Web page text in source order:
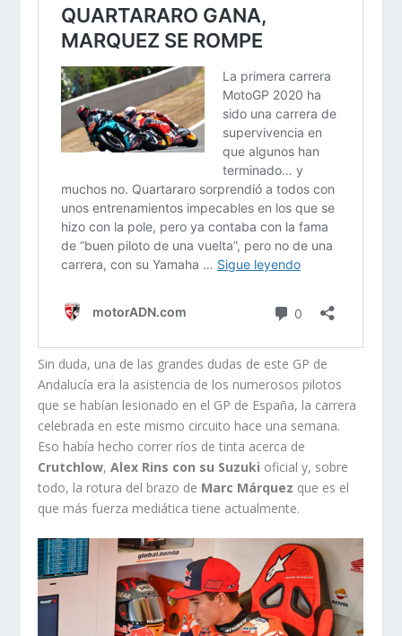
Sin duda, una de las grandes dudas de este GP de
Andalucía era la asistencia de los numerosos pilotos
que se habían lesionado en el GP de España, la carrera
celebrada en este mismo circuito hace una semana.
Eso había hecho correr ríos de tinta acerca de
Crutchlow,Alex Rins con su Suzuki oficial y, sobre
todo, la rotura del brazo de Marc Márquez que es el
que más fuerza mediática tiene actualmente.